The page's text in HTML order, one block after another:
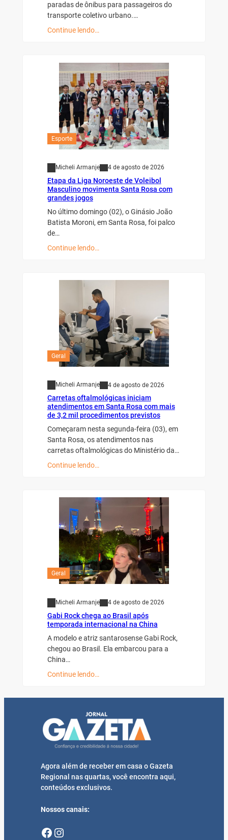
paradas de ônibus para passageiros do
transporte coletivo urbano.…
Continue lendo…
Esporte
Micheli Armanje 4 de agosto de 2026
Etapa da Liga Noroeste de Voleibol
Masculino movimenta Santa Rosa com
grandes jogos
No último domingo (02), o Ginásio João
Batista Moroni, em Santa Rosa, foi palco
de…
Continue lendo…
Geral
Micheli Armanje 4 de agosto de 2026
Carretas oftalmológicas iniciam
atendimentos em Santa Rosa com mais
de 3,2 mil procedimentos previstos
Começaram nesta segunda-feira (03), em
Santa Rosa, os atendimentos nas
carretas oftalmológicas do Ministério da…
Continue lendo…
Geral
Micheli Armanje 4 de agosto de 2026
Gabi Rock chega ao Brasil após
temporada internacional na China
A modelo e atriz santarosense Gabi Rock,
chegou ao Brasil. Ela embarcou para a
China…
Continue lendo…
Agora além de receber em casa o Gazeta
Regional nas quartas, você encontra aqui,
conteúdos exclusivos.
Nossos canais:
Facebook Instagram